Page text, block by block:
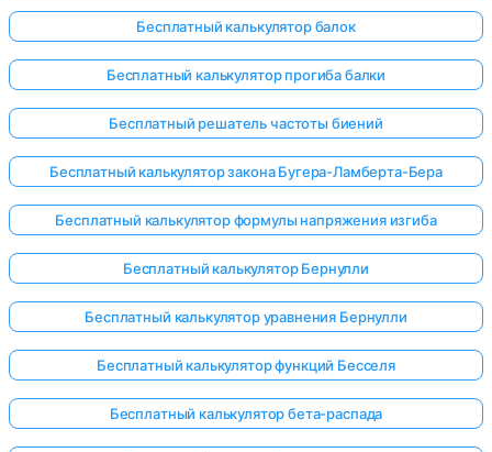
Бесплатный калькулятор балок
Бесплатный калькулятор прогиба балки
Бесплатный решатель частоты биений
Бесплатный калькулятор закона Бугера-Ламберта-Бера
Бесплатный калькулятор формулы напряжения изгиба
Бесплатный калькулятор Бернулли
Бесплатный калькулятор уравнения Бернулли
Бесплатный калькулятор функций Бесселя
Бесплатный калькулятор бета-распада